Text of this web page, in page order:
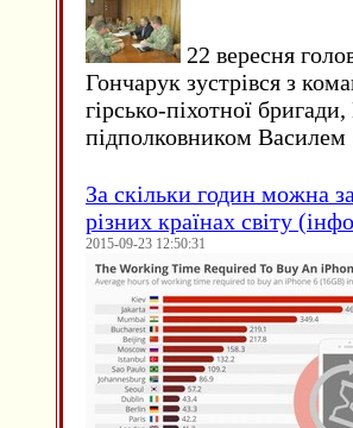
22 вересня
Гончарук зустрівся з
гірсько-піхотної
підполковником
За скільки годин можна
різних країнах світу
2015-09-23 12:50:31